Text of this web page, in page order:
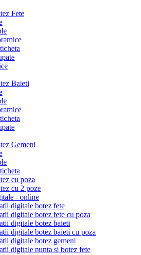
Fete
Baieti
Gemeni
cu poza
cu 2 poze
- online
digitale botez fete
digitale botez fete cu poza
digitale botez baieti
digitale botez baieti cu poza
digitale botez gemeni
digitale nunta si botez fete